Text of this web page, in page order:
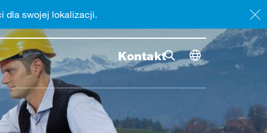
Przełącz szukanie
Szukaj
Kontakt
Toggle
dla swojej lokalizacji.